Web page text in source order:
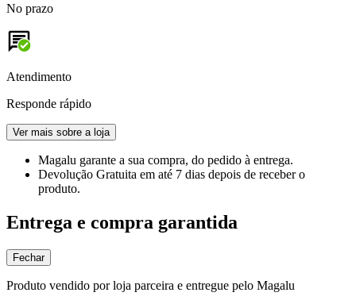
No prazo
Atendimento
Responde rápido
Ver mais sobre a loja
Magalu garante a sua compra, do pedido à entrega.
Devolução Gratuita em até 7 dias depois de receber o
produto.
Entrega e compra garantida
Fechar
Produto vendido por loja parceira e entregue pelo Magalu